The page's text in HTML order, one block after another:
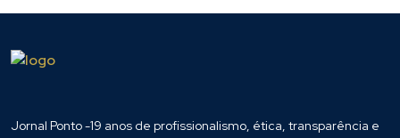
Jornal Ponto -19 anos de profissionalismo, ética, transparência e